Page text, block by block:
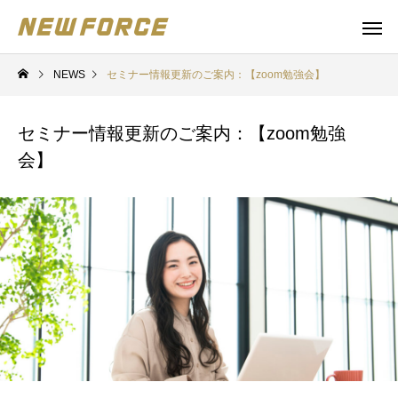
WEBコンテンツ 補助金
NEWS セミナー情報更新のご案内：【zoom勉強会】
セミナー情報更新のご案内：【zoom勉強
会】